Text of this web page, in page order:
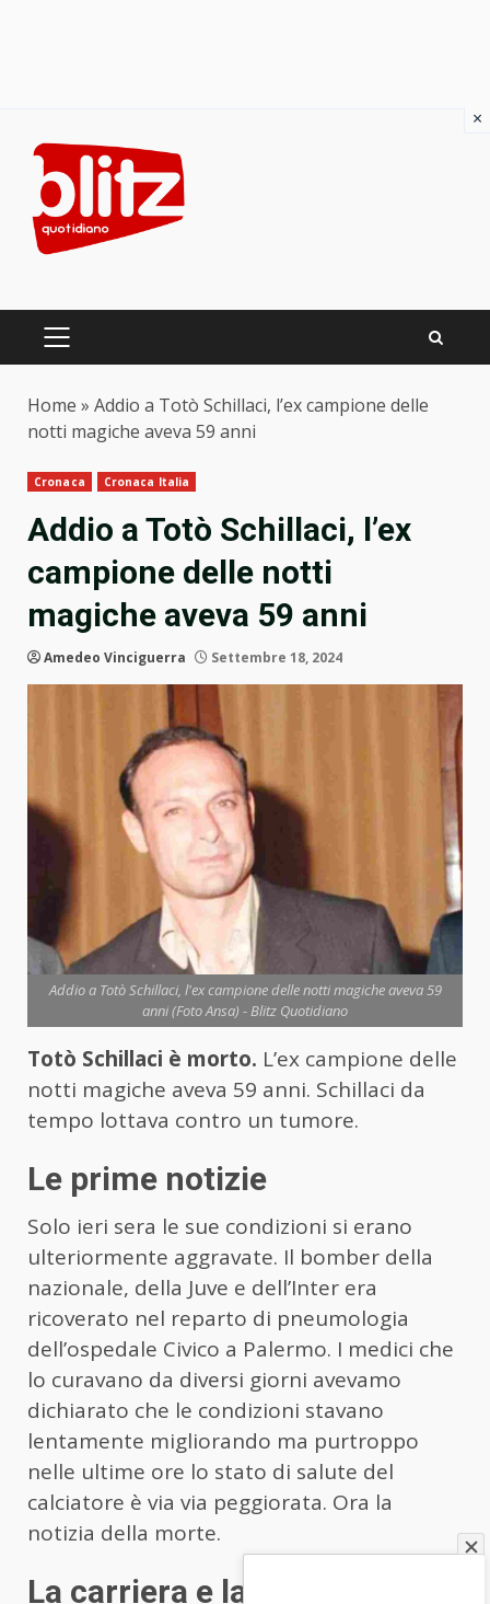
content
PRIMARY
Home » Addio a Totò Schillaci, l’ex campione delle
notti magiche aveva 59 anni
Cronaca Cronaca Italia
Addio a Totò Schillaci, l’ex
campione delle notti
magiche aveva 59 anni
Amedeo Vinciguerra Settembre 18, 2024
Addio a Totò Schillaci, l'ex campione delle notti magiche aveva 59
anni (Foto Ansa) - Blitz Quotidiano
Totò Schillaci è morto. L’ex campione delle
notti magiche aveva 59 anni. Schillaci da
tempo lottava contro un tumore.
Le prime notizie
Solo ieri sera le sue condizioni si erano
ulteriormente aggravate. Il bomber della
nazionale, della Juve e dell’Inter era
ricoverato nel reparto di pneumologia
dell’ospedale Civico a Palermo. I medici che
lo curavano da diversi giorni avevamo
dichiarato che le condizioni stavano
lentamente migliorando ma purtroppo
nelle ultime ore lo stato di salute del
calciatore è via via peggiorata. Ora la
notizia della morte.
La carriera e la lotta contro il
×